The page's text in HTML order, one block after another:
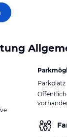
Parkplatz